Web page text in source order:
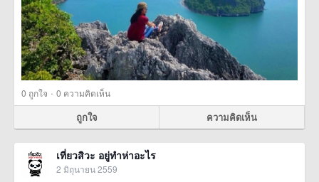
0 ถูกใจ · 0 ความคิดเห็น
ถูกใจ ความคิดเห็น
เที่ยวสิวะ อยู่ทำห่าอะไร
2 มิถุนายน 2559